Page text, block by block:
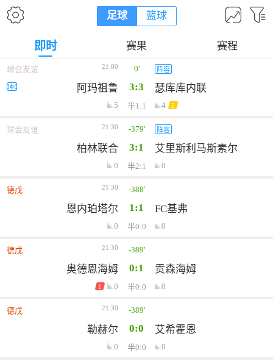
足球 篮球
即时 赛果 赛程
球会友谊 21:00 0' 阵容
阿玛祖鲁 3:3 瑟库库内联
5 半1:1 4 2
球会友谊 21:30 -379' 阵容
柏林联合 3:1 艾里斯利马斯素尔
0 半2:1 0
德戊 21:30 -388'
恩内珀塔尔 1:1 FC基弗
0 半0:0 0
德戊 21:30 -389'
奥德恩海姆 0:1 贡森海姆
1 0 半0:0 0
德戊 21:30 -389'
勒赫尔 0:0 艾希霍恩
0 半0:0 0